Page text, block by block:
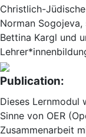
Christlich-
Norman
Bettina Kargl und
Publication:
Dieses Lernmodul
Sinne von OER
Zusammenarbeit